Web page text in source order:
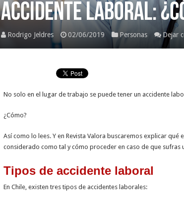
Accidente laboral:
Rodrigo Jeldres 02/06/2019 Personas Dejar
No solo en el lugar de trabajo se puede tener un accidente
¿Cómo?
Así como lo lees. Y en Revista Valora buscaremos explicar qué
considerado como tal y cómo proceder en caso de que sufras
Tipos de accidente laboral
En Chile, existen tres tipos de accidentes laborales: